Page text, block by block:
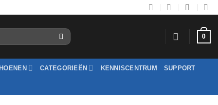
0
CATEGORIEËN KENNISCENTRUM SUPPORT